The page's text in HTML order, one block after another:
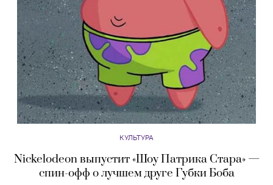
КУЛЬТУРА
Nickelodeon выпустит «Шоу Патрика Стара» —
спин-офф о лучшем друге Губки Боба